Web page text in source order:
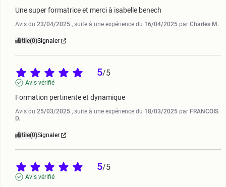
Une super formatrice et merci à isabelle benech
Avis du 23/04/2025 , suite à une expérience du 16/04/2025 par Charles M.
Utile(0)Signaler
5/5
Avis vérifié
Formation pertinente et dynamique
Avis du 25/03/2025 , suite à une expérience du 18/03/2025 par FRANCOIS
D.
Utile(0)Signaler
5/5
Avis vérifié